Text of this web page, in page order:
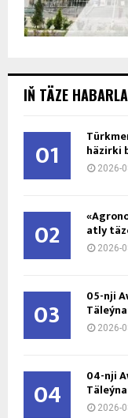
IŇ TÄZE
01 häzirki
2026-
02 atly
2026-
03 05-nji
2026-
04 04-nji
2026-